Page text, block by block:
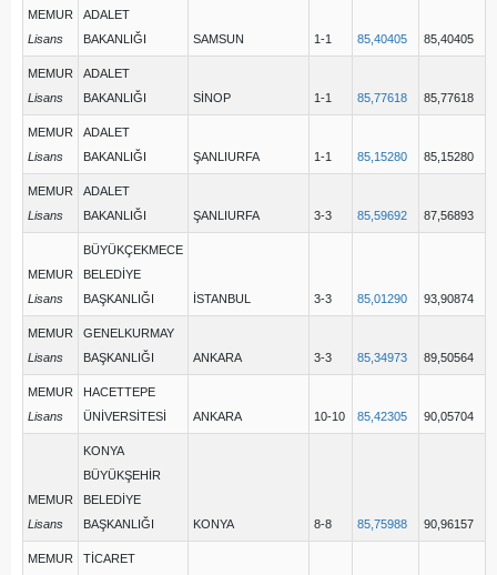
MEMUR
Lisans
ADALET
BAKANLIĞI
SAMSUN 1-1 85,40405 85,40405
MEMUR
Lisans
ADALET
BAKANLIĞI
SİNOP 1-1 85,77618 85,77618
MEMUR
Lisans
ADALET
BAKANLIĞI
ŞANLIURFA 1-1 85,15280 85,15280
MEMUR
Lisans
ADALET
BAKANLIĞI
ŞANLIURFA 3-3 85,59692 87,56893
MEMUR
Lisans
BÜYÜKÇEKMECE
BELEDİYE
BAŞKANLIĞI
İSTANBUL 3-3 85,01290 93,90874
MEMUR
Lisans
GENELKURMAY
BAŞKANLIĞI
ANKARA 3-3 85,34973 89,50564
MEMUR
Lisans
HACETTEPE
ÜNİVERSİTESİ
ANKARA 10-10 85,42305 90,05704
MEMUR
Lisans
KONYA
BÜYÜKŞEHİR
BELEDİYE
BAŞKANLIĞI
KONYA 8-8 85,75988 90,96157
MEMUR
TİCARET